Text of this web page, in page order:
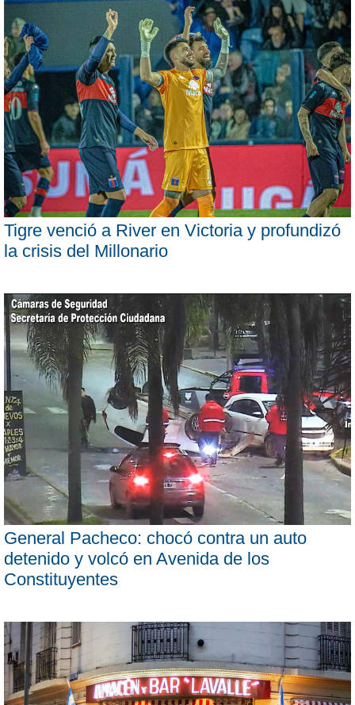
Tigre venció a River en Victoria y profundizó
la crisis del Millonario
General Pacheco: chocó contra un auto
detenido y volcó en Avenida de los
Constituyentes